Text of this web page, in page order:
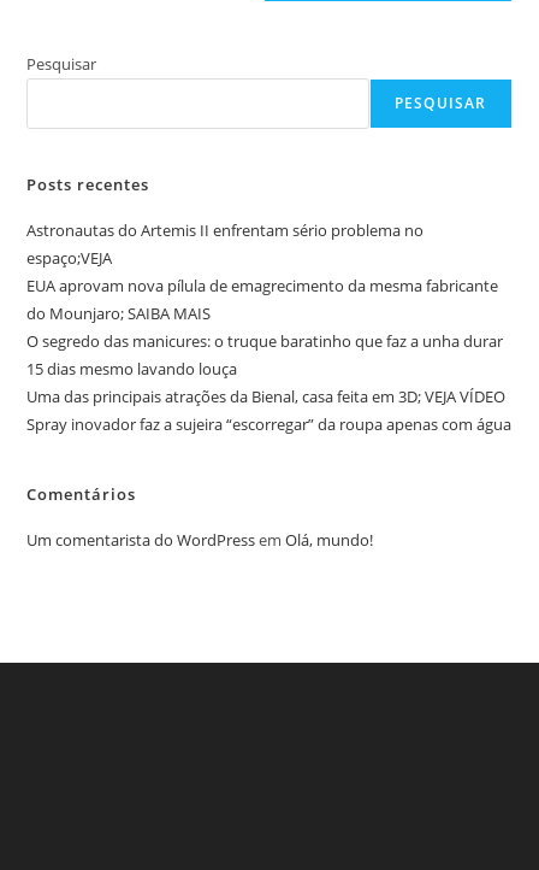
Pesquisar
PESQUISAR
Posts recentes
Astronautas do Artemis II enfrentam sério problema no
espaço;VEJA
EUA aprovam nova pílula de emagrecimento da mesma fabricante
do Mounjaro; SAIBA MAIS
O segredo das manicures: o truque baratinho que faz a unha durar
15 dias mesmo lavando louça
Uma das principais atrações da Bienal, casa feita em 3D; VEJA VÍDEO
Spray inovador faz a sujeira “escorregar” da roupa apenas com água
Comentários
Um comentarista do WordPressemOlá, mundo!